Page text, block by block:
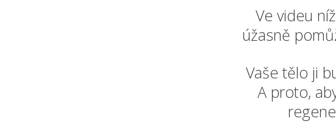
Ve videu
úžasně
Vaše tělo ji
A proto,